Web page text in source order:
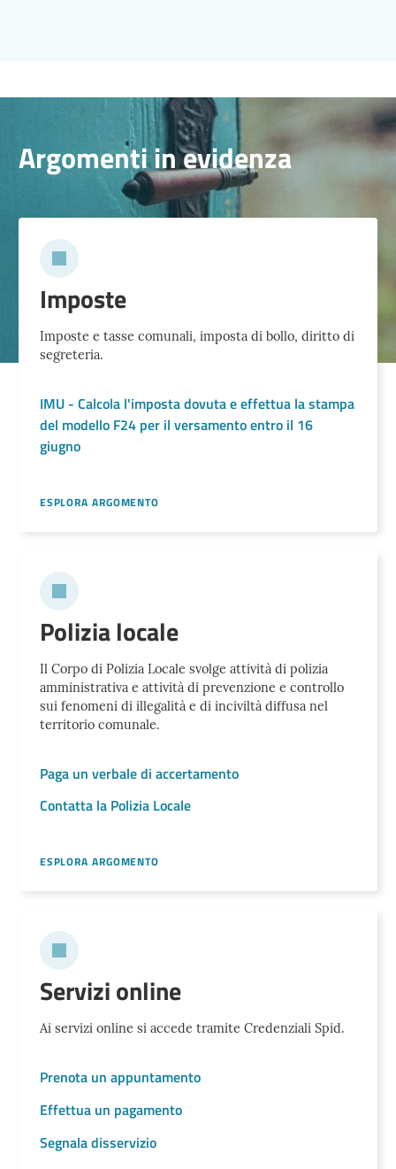
Argomenti in evidenza
Imposte
Imposte e tasse comunali, imposta di bollo, diritto di
segreteria.
IMU - Calcola l'imposta dovuta e effettua la stampa
del modello F24 per il versamento entro il 16
giugno
ESPLORA ARGOMENTO
Polizia locale
Il Corpo di Polizia Locale svolge attività di polizia
amministrativa e attività di prevenzione e controllo
sui fenomeni di illegalità e di inciviltà diffusa nel
territorio comunale.
Paga un verbale di accertamento
Contatta la Polizia Locale
ESPLORA ARGOMENTO
Servizi online
Ai servizi online si accede tramite Credenziali Spid.
Prenota un appuntamento
Effettua un pagamento
Segnala disservizio